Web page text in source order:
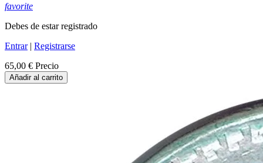
favorite
Debes de estar registrado
Entrar| Registrarse
65,00 € Precio
Añadir al carrito